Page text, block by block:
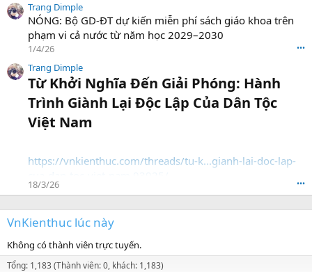
Trang Dimple
NÓNG: Bộ GD-ĐT dự kiến miễn phí sách giáo khoa trên
phạm vi cả nước từ năm học 2029–2030
1/4/26 •••
Trang Dimple
Từ Khởi Nghĩa Đến Giải Phóng: Hành
Trình Giành Lại Độc Lập Của Dân Tộc
Việt Nam​
https://vnkienthuc.com/threads/tu-k...gianh-lai-doc-lap-
18/3/26 •••
VnKienthuc lúc này
Không có thành viên trực tuyến.
Tổng: 1,183 (Thành viên: 0, khách: 1,183)